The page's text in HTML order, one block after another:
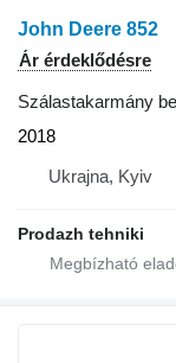
John Deere 852
Ár érdeklődésre
Szálastakarmány
2018
Ukrajna, Kyiv
Prodazh tehniki